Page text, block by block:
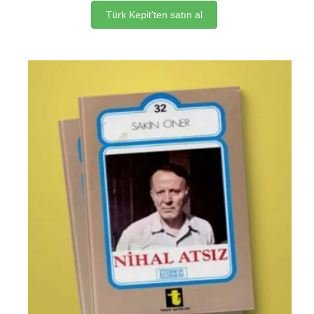
Türk Kepit'ten satın al